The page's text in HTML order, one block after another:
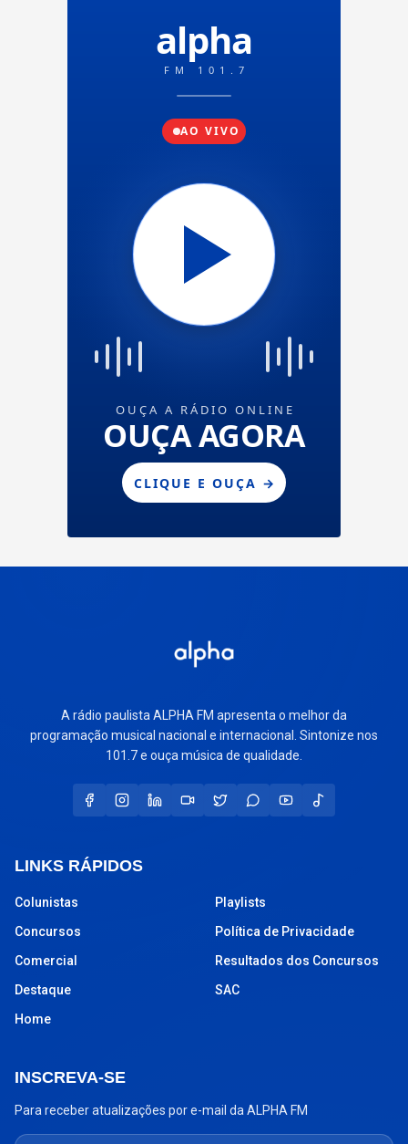
A rádio paulista ALPHA FM apresenta o melhor da
programação musical nacional e internacional. Sintonize nos
101.7 e ouça música de qualidade.
LINKS RÁPIDOS
Colunistas
Concursos
Comercial
Destaque
Home
Playlists
Política de Privacidade
Resultados dos Concursos
SAC
INSCREVA-SE
Para receber atualizações por e-mail da ALPHA FM